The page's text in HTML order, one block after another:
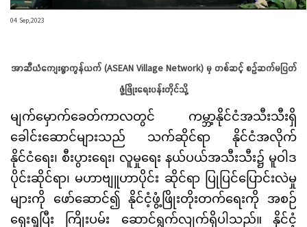
04 Sep,2023
အာဆီယံကျေးရွာကွန်ယက် (ASEAN Village Network) မှ တစ်ဆင့် စဉ်ဆက်မပြတ်
ဖွံ့ဖြိုးရေးပန်းတိုင်သို့
မျက်မှောက်ခေတ်ကာလတွင် ကမ္ဘာ့နိုင်ငံအသီးသီးရှိ
ခေါင်းဆောင်များသည် သက်ဆိုင်ရာ နိုင်ငံအလိုက်
နိုင်ငံရေး၊ စီးပွားရေး၊ လူမှုရေး နယ်ပယ်အသီးသီး၌ မူဝါဒ
ပိုင်းဆိုင်ရာ၊ မဟာဗျူဟာပိုင်း ဆိုင်ရာ ပြုပြင်ပြောင်းလဲမှု
များကို ဖော်ဆောင်၍ နိုင်ငံ့ဖွံ့ဖြိုးတိုးတက်ရေးကို အစဉ်
ရှေးရှုပြီး ကြိုးပမ်း ဆောင်ရွက်လျက်ရှိပါသည်။ နိုင်ငံ့